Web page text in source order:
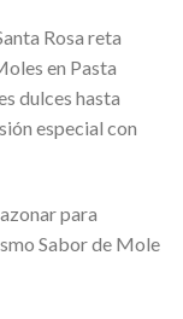
Rosa reta
en Pasta
dulces hasta
especial con
para
Sabor de Mole